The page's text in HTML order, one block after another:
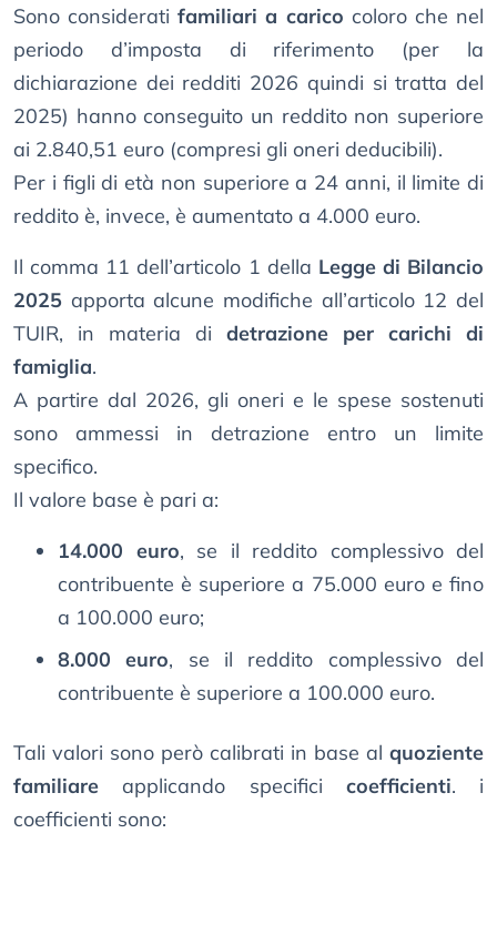
Sono consideratifamiliari a carico coloro che nel
periodo d’imposta di riferimento (per la
dichiarazione dei redditi 2026 quindi si tratta del
2025) hanno conseguito un reddito non superiore
ai 2.840,51 euro (compresi gli oneri deducibili).
Per i figli di età non superiore a 24 anni, il limite di
reddito è, invece, è aumentato a 4.000 euro.
Il comma 11 dell’articolo 1 della Legge di Bilancio
2025 apporta alcune modifiche all’articolo 12 del
TUIR, in materia di detrazione per carichi di
famiglia.
A partire dal 2026, gli oneri e le spese sostenuti
sono ammessi in detrazione entro un limite
specifico.
Il valore base è pari a:
14.000 euro, se il reddito complessivo del
contribuente è superiore a 75.000 euro e fino
a 100.000 euro;
8.000 euro, se il reddito complessivo del
contribuente è superiore a 100.000 euro.
Tali valori sono però calibrati in base al quoziente
familiare applicando specifici coefficienti. i
coefficienti sono: